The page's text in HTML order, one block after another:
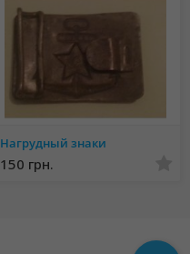
Нагрудный знаки
150 грн.